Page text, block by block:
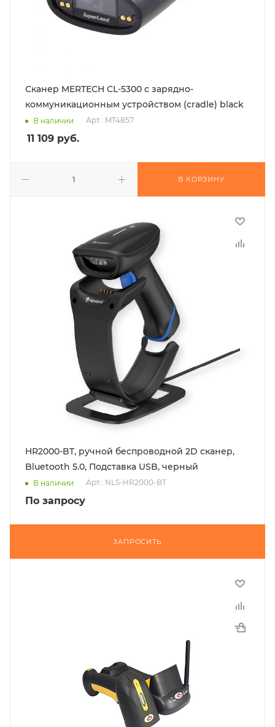
Сканер MERTECH CL-5300 с зарядно-
коммуникационным устройством (cradle) black
В наличии Арт.: MT4857
11 109 руб.
В КОРЗИНУ
HR2000-BT, ручной беспроводной 2D сканер,
Bluetooth 5.0, Подставка USB, черный
В наличии Арт.: NLS-HR2000-BT
По запросу
ЗАПРОСИТЬ